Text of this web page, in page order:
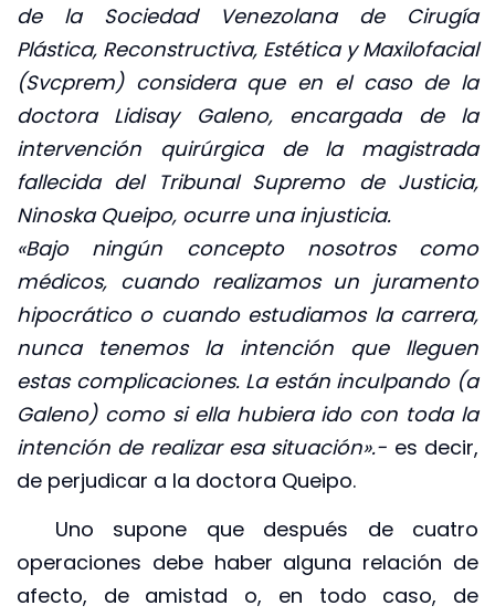
de la Sociedad Venezolana de Cirugía
Plástica, Reconstructiva, Estética y Maxilofacial
(Svcprem) considera que en el caso de la
doctora Lidisay Galeno, encargada de la
intervención quirúrgica de la magistrada
fallecida del Tribunal Supremo de Justicia,
Ninoska Queipo, ocurre una injusticia.
«Bajo ningún concepto nosotros como
médicos, cuando realizamos un juramento
hipocrático o cuando estudiamos la carrera,
nunca tenemos la intención que lleguen
estas complicaciones. La están inculpando (a
Galeno) como si ella hubiera ido con toda la
intención de realizar esa situación».- es decir,
de perjudicar a la doctora Queipo.
Uno supone que después de cuatro
operaciones debe haber alguna relación de
afecto, de amistad o, en todo caso, de